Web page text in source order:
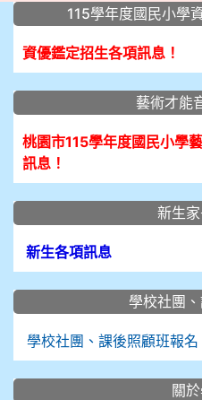
::: 115學年度國民小學
資優鑑定招生各項訊息！
藝術才能
桃園市115學年度國民小學
訊息！
新生
新生各項訊息
學校社團
學校社團、課後照顧班報名
關